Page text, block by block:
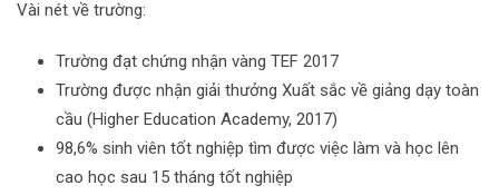
Vài nét về trường:
Trường đạt chứng nhận vàng TEF 2017
Trường được nhận giải thưởng Xuất sắc về giảng dạy toàn
cầu (Higher Education Academy, 2017)
98,6% sinh viên tốt nghiệp tìm được việc làm và học lên
cao học sau 15 tháng tốt nghiệp